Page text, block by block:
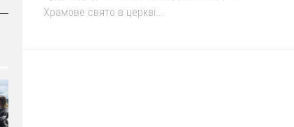
Храмове свято в церкві...